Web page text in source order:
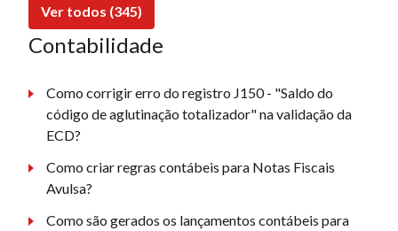
Ver todos (345)
Contabilidade
Como corrigir erro do registro J150 - "Saldo do
código de aglutinação totalizador" na validação da
ECD?
Como criar regras contábeis para Notas Fiscais
Avulsa?
Como são gerados os lançamentos contábeis para